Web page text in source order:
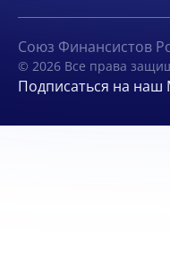
Союз Финансистов
© 2026 Все права
Подписаться на наш